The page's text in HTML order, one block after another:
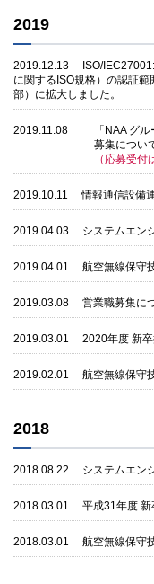
2019
2019.12.13
ISO/
に関するISO規格）の認証
部）に拡大しました。
2019.11.08
「NAA グ
募集につい
（応募受付
2019.10.11 情報通信設備
2019.04.03 システムエン
2019.04.01 航空無線保守
2019.03.08 営業職募集に
2019.03.01 2020年度 新
2019.02.01 航空無線保守
2018
2018.08.22 システムエン
2018.03.01 平成31年度
2018.03.01 航空無線保守